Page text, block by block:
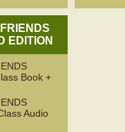
EDITION
Book +
Audio